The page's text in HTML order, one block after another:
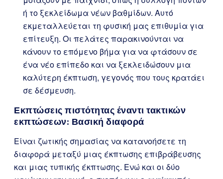
ή το ξεκλείδωμα νέων βαθμίδων. Αυτό
εκμεταλλεύεται τη φυσική μας επιθυμία για
επίτευξη. Οι πελάτες παρακινούνται να
κάνουν το επόμενο βήμα για να φτάσουν σε
ένα νέο επίπεδο και να ξεκλειδώσουν μια
καλύτερη έκπτωση, γεγονός που τους κρατάει
σε δέσμευση.
Εκπτώσεις πιστότητας έναντι τακτικών
εκπτώσεων: Βασική διαφορά
Είναι ζωτικής σημασίας να κατανοήσετε τη
διαφορά μεταξύ μιας έκπτωσης επιβράβευσης
και μιας τυπικής έκπτωσης. Ενώ και οι δύο